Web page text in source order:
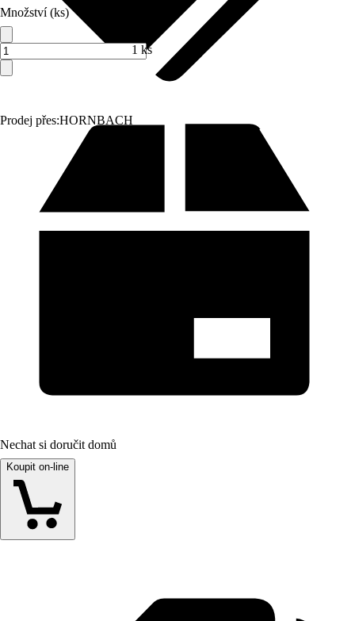
Prodej přes:HORNBACH
Množství (ks)
1 ks
Nechat si doručit domů
Koupit on-line